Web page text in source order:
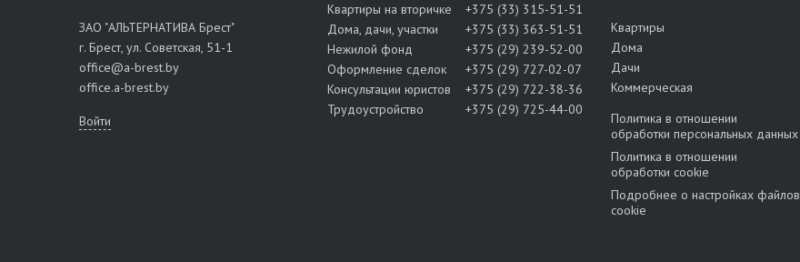
ЗАО "АЛЬТЕРНАТИВА Брест"
г. Брест, ул. Советская, 51-1
office@a-brest.by
office.a-brest.by
Войти
Квартиры на вторичке
+375 (33) 315-51-51
Дома, дачи, участки
+375 (33) 363-51-51
Нежилой фонд
+375 (29) 239-52-00
Оформление сделок
+375 (29) 727-02-07
Консультации юристов
+375 (29) 722-38-36
Трудоустройство
+375 (29) 725-44-00
Квартиры
Дома
Дачи
Коммерческая
Политика в отношении
обработки персональных данных
Политика в отношении
обработки cookie
Подробнее о настройках файлов
cookie